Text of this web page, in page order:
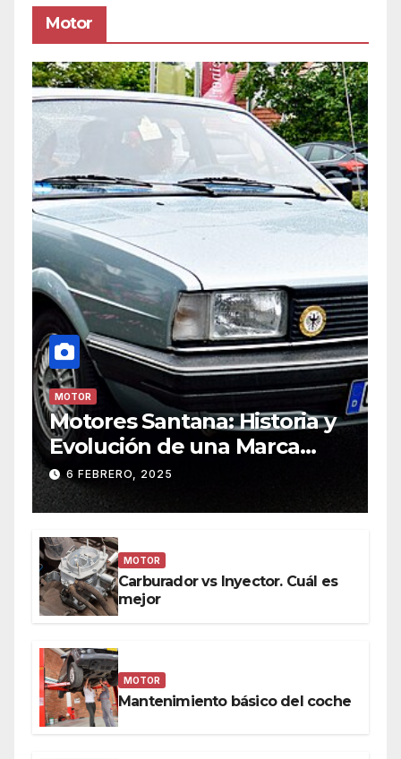
Motor
MOTOR
Motores Santana: Historia y
Evolución de una Marca
Icónica
6 FEBRERO, 2025
MOTOR
Carburador vs Inyector. Cuál es
mejor
MOTOR
Mantenimiento básico del coche